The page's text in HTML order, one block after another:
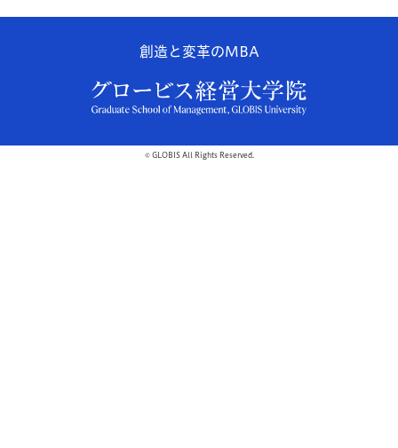
創造と変革のMBA
© GLOBIS All Rights Reserved.